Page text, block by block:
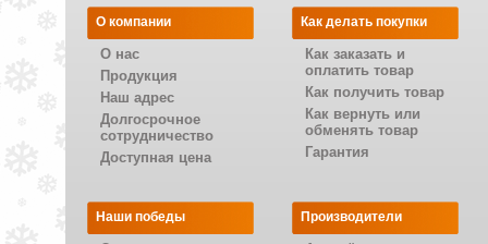
О компании
О нас
Продукция
Наш адрес
Долгосрочное
сотрудничество
Доступная цена
Как делать покупки
Как заказать и
оплатить товар
Как получить товар
Как вернуть или
обменять товар
Гарантия
Наши победы Производители